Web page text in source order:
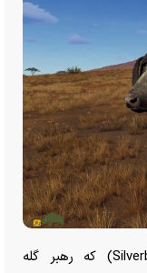
در مقابل، گوریل نقره‌ای (Silverback Gorilla) که رهبر گله